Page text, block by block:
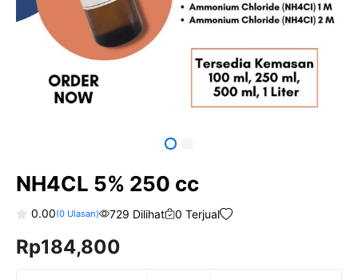
NH4CL 5% 250 cc
o
u
0.00(0Ulasan) 729 Dilihat 0 Terjual
Rp184,800